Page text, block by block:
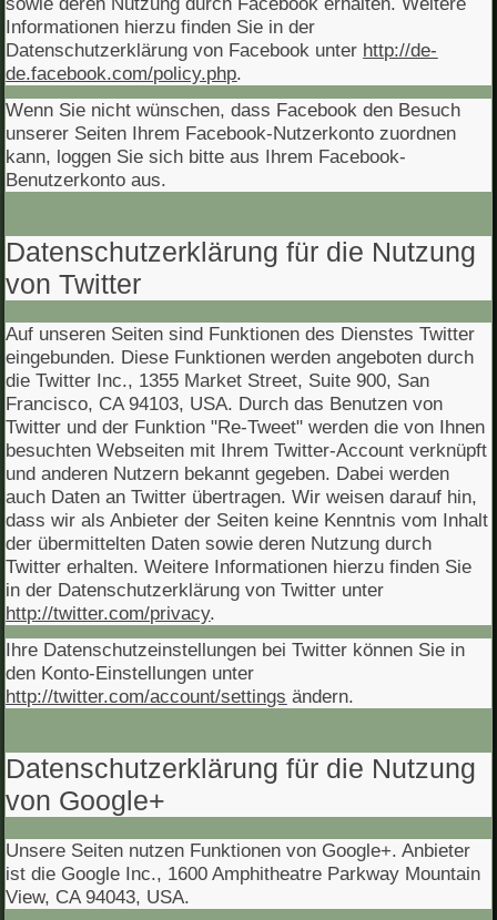
Informationen hierzu finden Sie in der
Datenschutzerklärung von Facebook unter http://de-
de.facebook.com/policy.php.
Wenn Sie nicht wünschen, dass Facebook den Besuch
unserer Seiten Ihrem Facebook-Nutzerkonto zuordnen
kann, loggen Sie sich bitte aus Ihrem Facebook-
Benutzerkonto aus.
Datenschutzerklärung für die Nutzung
von Twitter
Auf unseren Seiten sind Funktionen des Dienstes Twitter
eingebunden. Diese Funktionen werden angeboten durch
die Twitter Inc., 1355 Market Street, Suite 900, San
Francisco, CA 94103, USA. Durch das Benutzen von
Twitter und der Funktion "Re-Tweet" werden die von Ihnen
besuchten Webseiten mit Ihrem Twitter-Account verknüpft
und anderen Nutzern bekannt gegeben. Dabei werden
auch Daten an Twitter übertragen. Wir weisen darauf hin,
dass wir als Anbieter der Seiten keine Kenntnis vom Inhalt
der übermittelten Daten sowie deren Nutzung durch
Twitter erhalten. Weitere Informationen hierzu finden Sie
in der Datenschutzerklärung von Twitter unter
http://twitter.com/privacy.
Ihre Datenschutzeinstellungen bei Twitter können Sie in
den Konto-Einstellungen unter
http://twitter.com/account/settings ändern.
Datenschutzerklärung für die Nutzung
von Google+
Unsere Seiten nutzen Funktionen von Google+. Anbieter
ist die Google Inc., 1600 Amphitheatre Parkway Mountain
View, CA 94043, USA.